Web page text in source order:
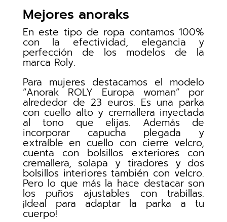
Mejores anoraks
En este tipo de ropa contamos 100%
con la efectividad, elegancia y
perfección de los modelos de la
marca Roly.
Para mujeres destacamos el modelo
“Anorak ROLY Europa woman” por
alrededor de 23 euros. Es una parka
con cuello alto y cremallera inyectada
al tono que elijas. Además de
incorporar capucha plegada y
extraíble en cuello con cierre velcro,
cuenta con bolsillos exteriores con
cremallera, solapa y tiradores y dos
bolsillos interiores también con velcro.
Pero lo que más la hace destacar son
los puños ajustables con trabillas.
¡Ideal para adaptar la parka a tu
cuerpo!